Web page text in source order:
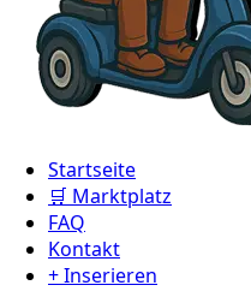
Startseite
🛒 Marktplatz
FAQ
Kontakt
+ Inserieren